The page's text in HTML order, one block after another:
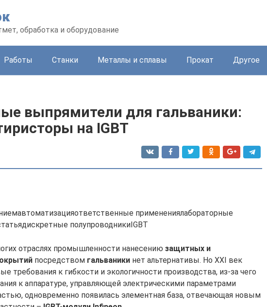
обработка и оборудование
Работы Станки Металлы и сплавы Прокат Другое
выпрямители для гальваники:
на IGBT
применениялабораторные
полупроводникиIGBT
отраслях промышленности нанесению защитных и
посредством гальваники нет альтернативы. Но XXI век
требования к гибкости и экологичности производства, из-за чего
к аппаратуре, управляющей электрическими параметрами
одновременно появилась элементная база, отвечающая новым